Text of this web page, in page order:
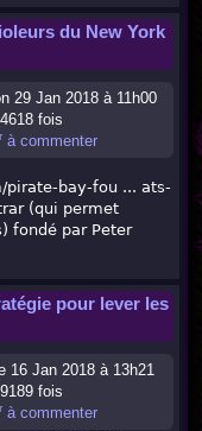
du New York
29 Jan 2018 à 11h00
fois
à commenter
bay-fou ... ats-
(qui permet
fondé par Peter
pour lever les
16 Jan 2018 à 13h21
fois
à commenter